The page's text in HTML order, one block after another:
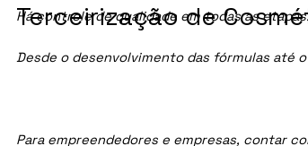
Há controle de qualidade em todas as
Desde o desenvolvimento das fórmulas até
Para empreendedores e empresas, contar
Terceirização de